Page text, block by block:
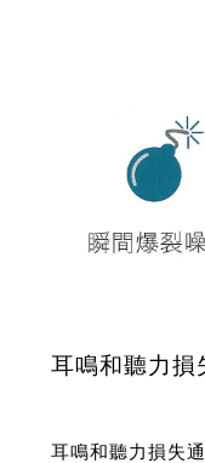
耳鳴和聽力損
耳鳴和聽力損失